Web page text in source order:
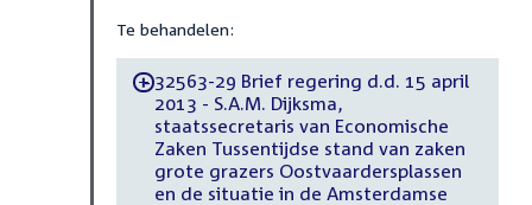
Te behandelen:
-32563-29 Brief regering d.d. 15 april
2013 - S.A.M. Dijksma,
staatssecretaris van Economische
Zaken Tussentijdse stand van zaken
grote grazers Oostvaardersplassen
en de situatie in de Amsterdamse